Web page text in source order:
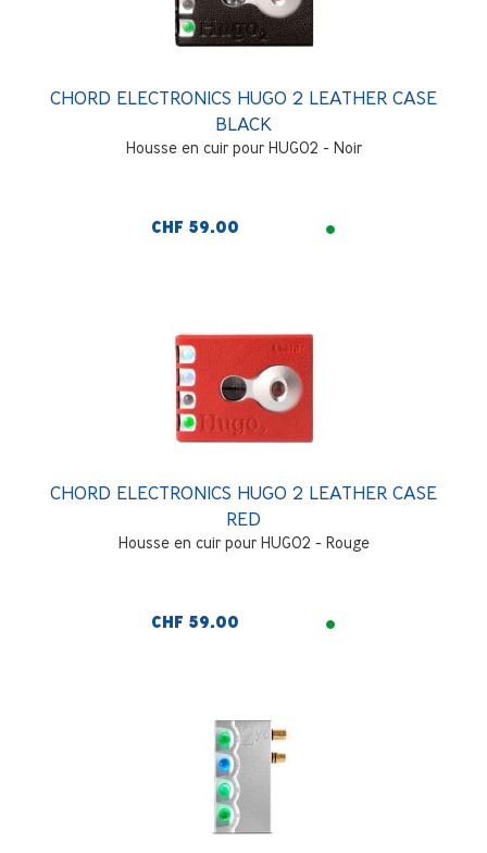
CHORD ELECTRONICS HUGO 2 LEATHER CASE
BLACK
Housse en cuir pour HUGO2 - Noir
CHF 59.00
CHORD ELECTRONICS HUGO 2 LEATHER CASE
RED
Housse en cuir pour HUGO2 - Rouge
CHF 59.00